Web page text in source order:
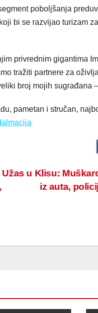
poboljšanja
bi se razvijao turizam
privrednim gigantima
tražiti partnere za
broj mojih sugrađana
pametan i stručan,
Užas u Klisu:
iz auta,